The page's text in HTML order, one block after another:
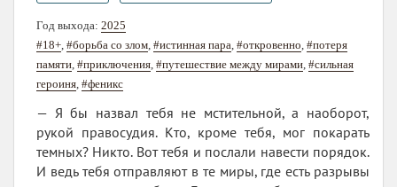
Год выхода: 2025
#18+ #борьба со злом #истинная пара #откровенно #потеря
памяти #приключения #путешествие между мирами #сильная
героиня #феникс
— Я бы назвал тебя не мстительной, а наоборот,
рукой правосудия. Кто, кроме тебя, мог покарать
темных? Никто. Вот тебя и послали навести порядок.
И ведь тебя отправляют в те миры, где есть разрывы